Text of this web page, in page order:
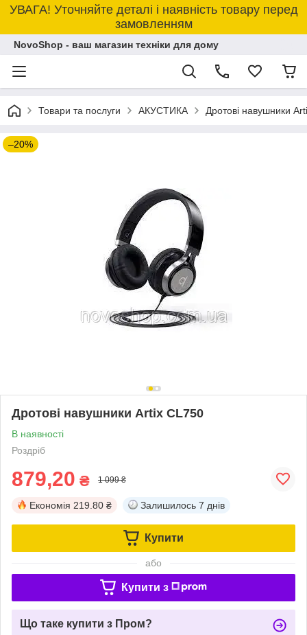
УВАГА! Уточняйте деталі і наявність товару перед
замовленням
NovoShop - ваш магазин техніки для дому
Товари та послуги АКУСТИКА Дротові навушники
–20%
Дротові навушники Artix CL750
В наявності
Роздріб
879,20 ₴ 1 099 ₴
Економія 219.80 ₴ Залишилось 7 днів
Купити
або
Купити з
Що таке купити з Пром?